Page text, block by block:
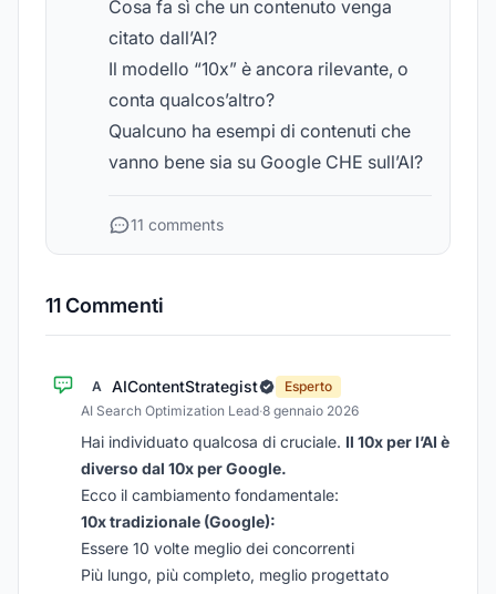
Cosa fa sì che un contenuto venga
citato dall’AI?
Il modello “10x” è ancora rilevante, o
conta qualcos’altro?
Qualcuno ha esempi di contenuti che
vanno bene sia su Google CHE sull’AI?
11 comments
11 Commenti
A AIContentStrategist
Esperto
AI Search Optimization Lead·8 gennaio 2026
Hai individuato qualcosa di cruciale. Il 10x per l’AI è
diverso dal 10x per Google.
Ecco il cambiamento fondamentale:
10x tradizionale (Google):
Essere 10 volte meglio dei concorrenti
Più lungo, più completo, meglio progettato